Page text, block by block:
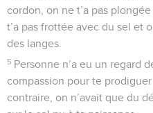
cordon, on ne t’a pas
t’a pas frottée avec du sel et
des langes.
5 Personne n’a eu un regard
compassion pour te
contraire, on n’avait que du